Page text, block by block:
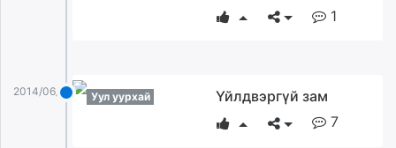
1
2014/06/28 Уул уурхай
Үйлдвэргүй зам
7